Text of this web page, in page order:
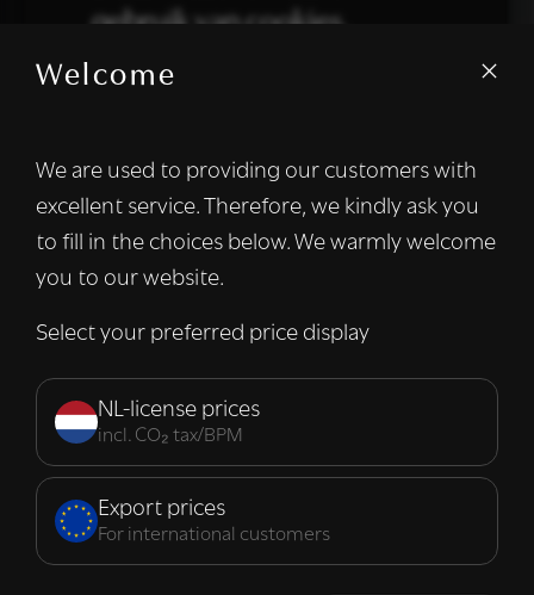
Welcome
We are used to providing our customers with
excellent service. Therefore, we kindly ask you
to fill in the choices below. We warmly welcome
you to our website.
Select your preferred price display
NL-license prices
incl. CO₂ tax/BPM
Export prices
For international customers
gebruik van cookies.
We gebruiken cookies om inhoud en
informatie over uw gebruik van onze site
met onze advertentie- en analysepartners,
die deze kunnen combineren met andere
informatie die u aan hen heeft verstrekt of
van hun diensten. Lees verder
Strikt
noodzakelijk
Prestatie Targeting